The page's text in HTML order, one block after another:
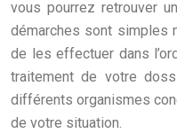
vous pourrez retrouver
démarches sont simples
de les effectuer dans
traitement de votre
différents organismes
de votre situation.